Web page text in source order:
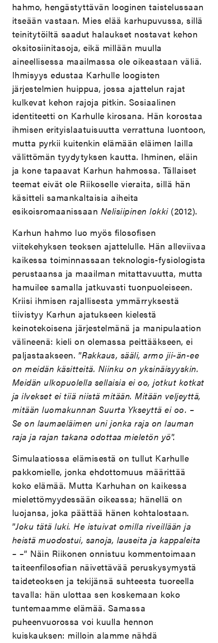
hahmo, hengästyttävän looginen taistelussaan
itseään vastaan. Mies elää karhupuvussa, sillä
teinitytöiltä saadut halaukset nostavat kehon
oksitosiinitasoja, eikä millään muulla
aineellisessa maailmassa ole oikeastaan väliä.
Ihmisyys edustaa Karhulle loogisten
järjestelmien huippua, jossa ajattelun rajat
kulkevat kehon rajoja pitkin. Sosiaalinen
identiteetti on Karhulle kirosana. Hän korostaa
ihmisen erityislaatuisuutta verrattuna luontoon,
mutta pyrkii kuitenkin elämään eläimen lailla
välittömän tyydytyksen kautta. Ihminen, eläin
ja kone tapaavat Karhun hahmossa. Tällaiset
teemat eivät ole Riikoselle vieraita, sillä hän
käsitteli samankaltaisia aiheita
esikoisromaanissaan Nelisiipinen lokki(2012).
Karhun hahmo luo myös filosofisen
viitekehyksen teoksen ajattelulle. Hän alleviivaa
kaikessa toiminnassaan teknologis-fysiologista
perustaansa ja maailman mitattavuutta, mutta
hamuilee samalla jatkuvasti tuonpuoleiseen.
Kriisi ihmisen rajallisesta ymmärryksestä
tiivistyy Karhun ajatukseen kielestä
keinotekoisena järjestelmänä ja manipulaation
välineenä: kieli on olemassa peittääkseen, ei
paljastaakseen. ”Rakkaus, sääli, armo jii-än-ee
on meidän käsitteitä. Niinku on yksinäisyyskin.
Meidän ulkopuolella sellaisia ei oo, jotkut kotkat
ja ilvekset ei tiiä niistä mitään. Mitään veljeyttä,
mitään luomakunnan Suurta Ykseyttä ei oo. –
Se on laumaeläimen uni jonka raja on lauman
raja ja rajan takana odottaa mieletön yö”.
Simulaatiossa elämisestä on tullut Karhulle
pakkomielle, jonka ehdottomuus määrittää
koko elämää. Mutta Karhuhan on kaikessa
mielettömyydessään oikeassa; hänellä on
luojansa, joka päättää hänen kohtalostaan.
”Joku tätä luki. He istuivat omilla riveillään ja
heistä muodostui, sanoja, lauseita ja kappaleita
– –” Näin Riikonen onnistuu kommentoimaan
taiteenfilosofian näivettävää peruskysymystä
taideteoksen ja tekijänsä suhteesta tuoreella
tavalla: hän ulottaa sen koskemaan koko
tuntemaamme elämää. Samassa
puheenvuorossa voi kuulla hennon
kuiskauksen: milloin alamme nähdä